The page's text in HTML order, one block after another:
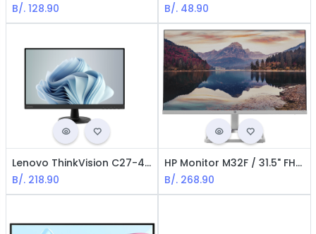
B/. 128.90
B/. 48.90
Lenovo ThinkVision C27-40 - Monitor / 27" / 1920 x 1080 / HDMI / VGA / Negro
B/. 218.90
HP Monitor M32F / 31.5" FHD / IPS Panel / VGA / 2* HDMI / Negro
B/. 268.90